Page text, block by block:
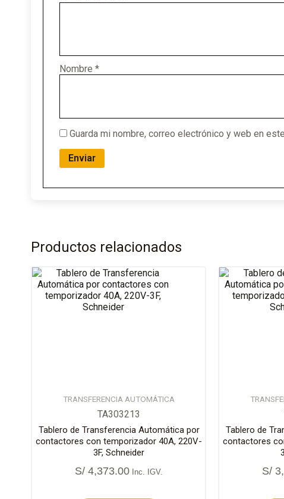
Nombre *
Guarda mi nombre, correo electrónico y web en
Productos relacionados
TRANSFERENCIA AUTOMÁTICA
TA303213
Tablero de Transferencia Automática por
contactores con temporizador 40A, 220V-
3F, Schneider
S/4,373.00
Tablero de
contactores
S/